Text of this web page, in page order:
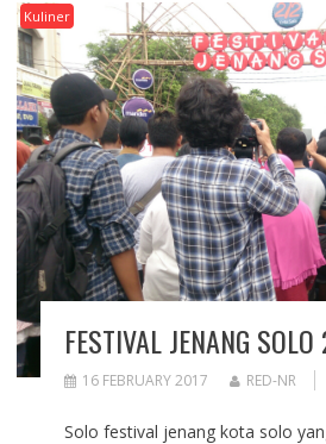
Kuliner
FESTIVAL JENANG
16 FEBRUARY 2017 RED-NR
Solo festival jenang kota solo